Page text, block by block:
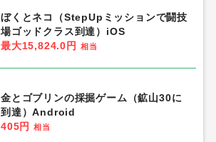
ぼくとネコ（StepUpミッションで闘技
場ゴッドクラス到達）iOS
最大15,824.0円
相当
金とゴブリンの採掘ゲーム（鉱山30に
到達）Android
405円
相当